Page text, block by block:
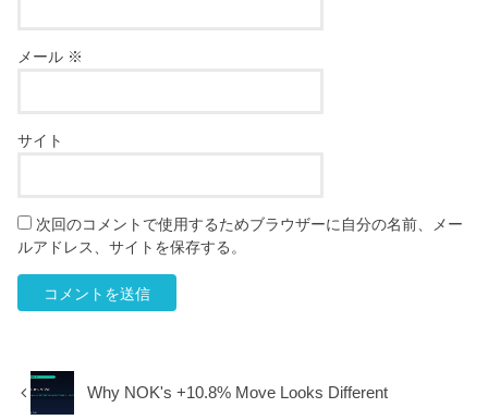
メール ※
サイト
次回のコメントで使用するためブラウザーに自分の名前、メー
ルアドレス、サイトを保存する。
Why NOK's +10.8% Move Looks Different